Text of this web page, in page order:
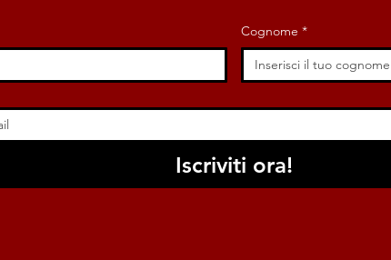
Cognome *
Iscriviti ora!